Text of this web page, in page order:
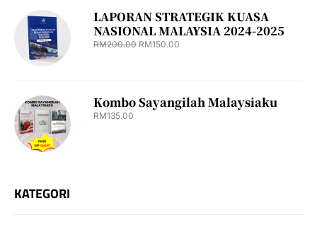
LAPORAN STRATEGIK KUASA
NASIONAL MALAYSIA 2024-2025
RM200.00 RM150.00
Kombo Sayangilah Malaysiaku
RM135.00
KATEGORI